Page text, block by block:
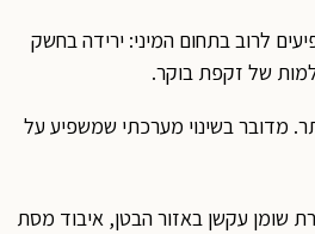
לרוב בתחום המיני: ירידה בחשק
של זקפת בוקר.
מדובר בשינוי מערכתי שמשפיע על
שומן עקשן באזור הבטן, איבוד מסת